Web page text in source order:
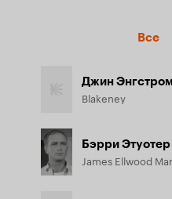
Все
Джин
Blakeney
Бэрри Этуотер
James Ellwood